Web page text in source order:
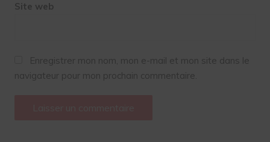
Site web
Enregistrer mon nom, mon e-mail et mon site dans le
navigateur pour mon prochain commentaire.